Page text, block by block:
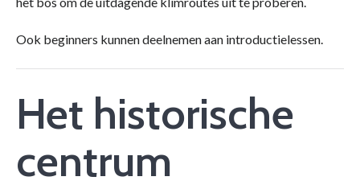
Ook beginners kunnen deelnemen aan introductielessen.
Het historische
centrum